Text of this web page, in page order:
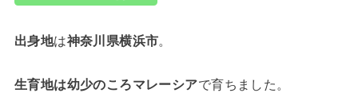
出身地は神奈川県横浜市
生育地は幼少のころマレーシアで育ちました。